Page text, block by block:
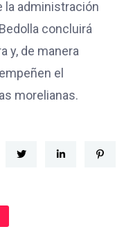
la administración
concluirá
y, de manera
el
morelianas.